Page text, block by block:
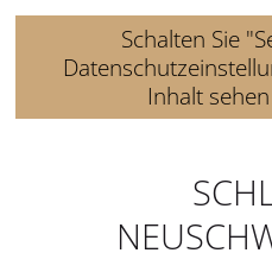
Schalten Sie
Inhalt